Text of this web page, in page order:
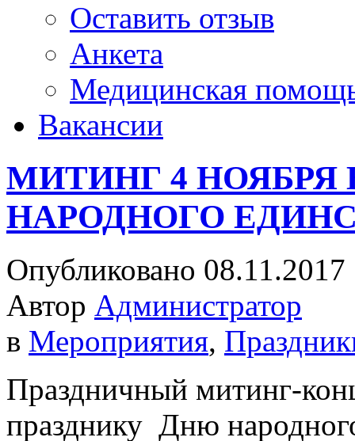
Оставить отзыв
Анкета
Медицинская
Вакансии
МИТИНГ 4 НОЯБРЯ
НАРОДНОГО
Опубликовано 08.11.2017
Автор Администратор
в Мероприятия,
Праздничный митинг-
празднику Дню